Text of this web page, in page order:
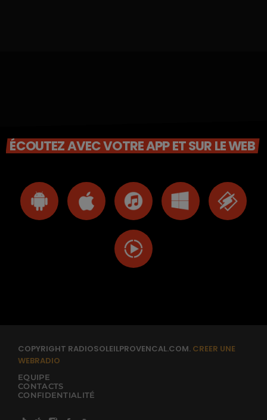
ÉCOUTEZ AVEC VOTRE APP ET SUR LE WEB
COPYRIGHT RADIOSOLEILPROVENCAL.COM. CREER UNE
WEBRADIO
EQUIPE
CONTACTS
CONFIDENTIALITÉ